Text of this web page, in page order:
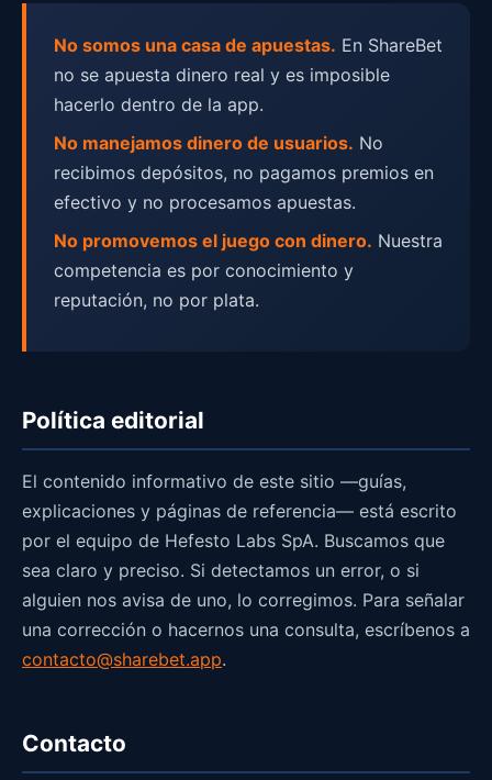
No somos una casa de apuestas. En ShareBet
no se apuesta dinero real y es imposible
hacerlo dentro de la app.
No manejamos dinero de usuarios. No
recibimos depósitos, no pagamos premios en
efectivo y no procesamos apuestas.
No promovemos el juego con dinero. Nuestra
competencia es por conocimiento y
reputación, no por plata.
Política editorial
El contenido informativo de este sitio —guías,
explicaciones y páginas de referencia— está escrito
por el equipo de Hefesto Labs SpA. Buscamos que
sea claro y preciso. Si detectamos un error, o si
alguien nos avisa de uno, lo corregimos. Para señalar
una corrección o hacernos una consulta, escríbenos a
contacto@sharebet.app.
Contacto